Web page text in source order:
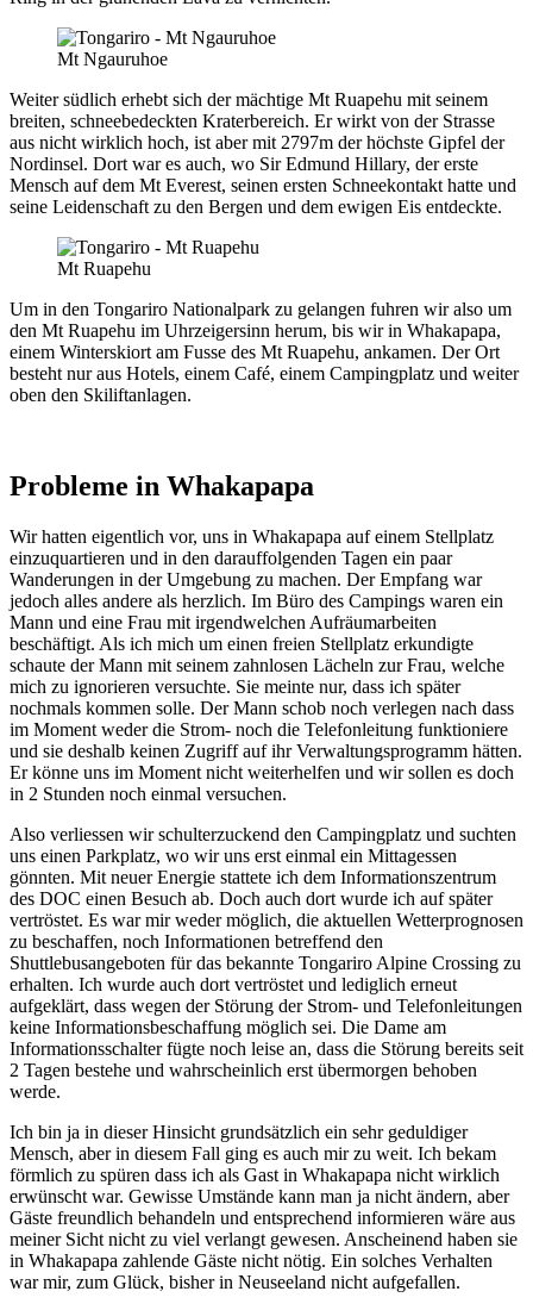
Mt Ngauruhoe
Weiter südlich erhebt sich der mächtige Mt Ruapehu mit seinem
breiten, schneebedeckten Kraterbereich. Er wirkt von der Strasse
aus nicht wirklich hoch, ist aber mit 2797m der höchste Gipfel der
Nordinsel. Dort war es auch, wo Sir Edmund Hillary, der erste
Mensch auf dem Mt Everest, seinen ersten Schneekontakt hatte und
seine Leidenschaft zu den Bergen und dem ewigen Eis entdeckte.
Mt Ruapehu
Um in den Tongariro Nationalpark zu gelangen fuhren wir also um
den Mt Ruapehu im Uhrzeigersinn herum, bis wir in Whakapapa,
einem Winterskiort am Fusse des Mt Ruapehu, ankamen. Der Ort
besteht nur aus Hotels, einem Café, einem Campingplatz und weiter
oben den Skiliftanlagen.
Probleme in Whakapapa
Wir hatten eigentlich vor, uns in Whakapapa auf einem Stellplatz
einzuquartieren und in den darauffolgenden Tagen ein paar
Wanderungen in der Umgebung zu machen. Der Empfang war
jedoch alles andere als herzlich. Im Büro des Campings waren ein
Mann und eine Frau mit irgendwelchen Aufräumarbeiten
beschäftigt. Als ich mich um einen freien Stellplatz erkundigte
schaute der Mann mit seinem zahnlosen Lächeln zur Frau, welche
mich zu ignorieren versuchte. Sie meinte nur, dass ich später
nochmals kommen solle. Der Mann schob noch verlegen nach dass
im Moment weder die Strom- noch die Telefonleitung funktioniere
und sie deshalb keinen Zugriff auf ihr Verwaltungsprogramm hätten.
Er könne uns im Moment nicht weiterhelfen und wir sollen es doch
in 2 Stunden noch einmal versuchen.
Also verliessen wir schulterzuckend den Campingplatz und suchten
uns einen Parkplatz, wo wir uns erst einmal ein Mittagessen
gönnten. Mit neuer Energie stattete ich dem Informationszentrum
des DOC einen Besuch ab. Doch auch dort wurde ich auf später
vertröstet. Es war mir weder möglich, die aktuellen Wetterprognosen
zu beschaffen, noch Informationen betreffend den
Shuttlebusangeboten für das bekannte Tongariro Alpine Crossing zu
erhalten. Ich wurde auch dort vertröstet und lediglich erneut
aufgeklärt, dass wegen der Störung der Strom- und Telefonleitungen
keine Informationsbeschaffung möglich sei. Die Dame am
Informationsschalter fügte noch leise an, dass die Störung bereits seit
2 Tagen bestehe und wahrscheinlich erst übermorgen behoben
werde.
Ich bin ja in dieser Hinsicht grundsätzlich ein sehr geduldiger
Mensch, aber in diesem Fall ging es auch mir zu weit. Ich bekam
förmlich zu spüren dass ich als Gast in Whakapapa nicht wirklich
erwünscht war. Gewisse Umstände kann man ja nicht ändern, aber
Gäste freundlich behandeln und entsprechend informieren wäre aus
meiner Sicht nicht zu viel verlangt gewesen. Anscheinend haben sie
in Whakapapa zahlende Gäste nicht nötig. Ein solches Verhalten
war mir, zum Glück, bisher in Neuseeland nicht aufgefallen.